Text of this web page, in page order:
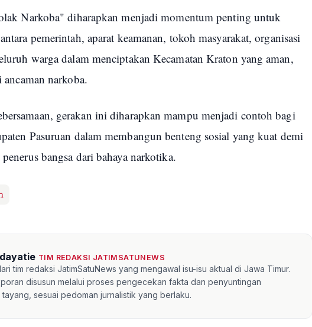
Narkoba" diharapkan menjadi momentum penting untuk
pemerintah, aparat keamanan, tokoh masyarakat, organisasi
warga dalam menciptakan Kecamatan Kraton yang aman,
ancaman narkoba.
gerakan ini diharapkan mampu menjadi contoh bagi
Pasuruan dalam membangun benteng sosial yang kuat demi
bangsa dari bahaya narkotika.
TIM REDAKSI JATIMSATUNEWS
tim redaksi JatimSatuNews yang mengawal isu-isu aktual di Jawa Timur.
disusun melalui proses pengecekan fakta dan penyuntingan
sesuai pedoman jurnalistik yang berlaku.